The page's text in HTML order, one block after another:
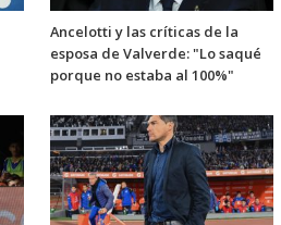
Ancelotti y las críticas de la
esposa de Valverde: "Lo saqué
porque no estaba al 100%"